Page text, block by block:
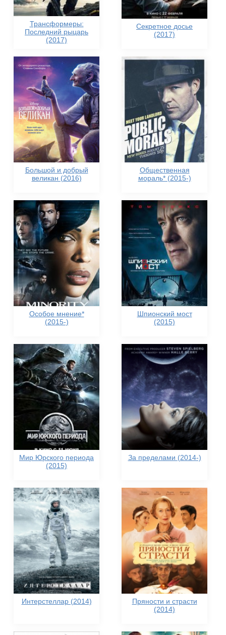
Трансформеры:
Последний рыцарь
(2017)
Секретное досье
(2017)
Большой и добрый
великан (2016)
Общественная
мораль* (2015-)
Особое мнение*
(2015-)
Шпионский мост
(2015)
Мир Юрского периода
(2015)
За пределами (2014-)
Интерстеллар (2014)
Пряности и страсти
(2014)